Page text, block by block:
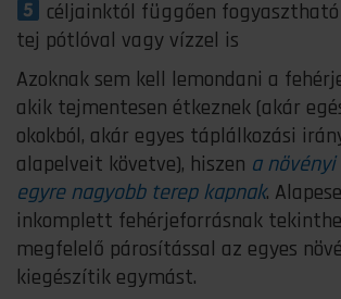
céljainktól függően
tej pótlóval vagy vízzel is
Azoknak sem kell lemondani a
akik tejmentesen étkeznek (akár
okokból, akár egyes táplálkozási
alapelveit követve), hiszen a
egyre nagyobb terep kapnak.
inkomplett fehérjeforrásnak
megfelelő párosítással az egyes
kiegészítik egymást.